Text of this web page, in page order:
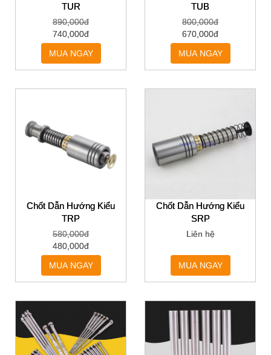
TUR
890,000đ
740,000đ
MUA NGAY
TUB
800,000đ
670,000đ
MUA NGAY
Chốt Dẫn Hướng Kiểu
TRP
580,000đ
480,000đ
MUA NGAY
Chốt Dẫn Hướng Kiểu
SRP
Liên hệ
MUA NGAY